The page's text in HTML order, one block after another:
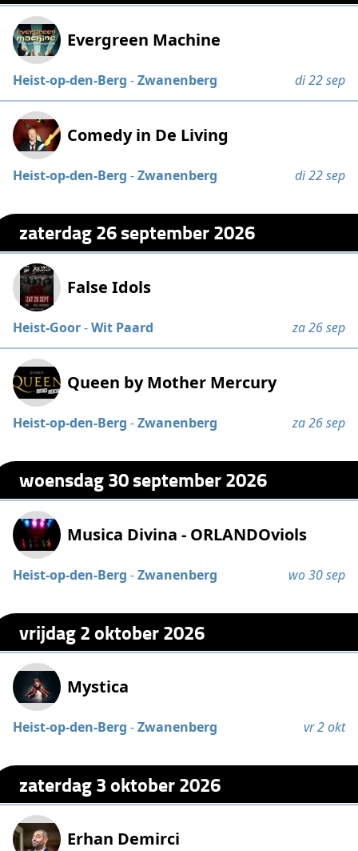
Evergreen Machine
Heist-op-den-Berg -Zwanenberg di 22 sep
Comedy in De Living
Heist-op-den-Berg -Zwanenberg di 22 sep
zaterdag 26 september 2026
False Idols
Heist-Goor-Wit Paard za 26 sep
Queen by Mother Mercury
Heist-op-den-Berg -Zwanenberg za 26 sep
woensdag 30 september 2026
Musica Divina - ORLANDOviols
Heist-op-den-Berg -Zwanenberg wo 30 sep
vrijdag 2 oktober 2026
Mystica
Heist-op-den-Berg -Zwanenberg vr 2 okt
zaterdag 3 oktober 2026
Erhan Demirci